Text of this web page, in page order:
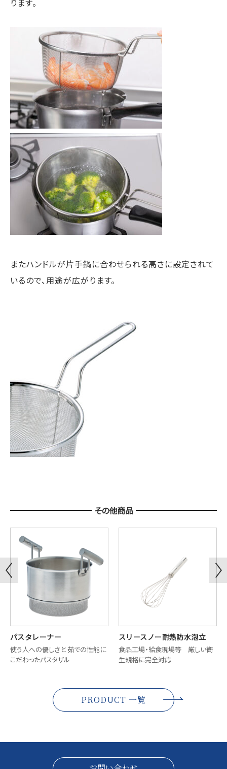
ります。
またハンドルが片手鍋に合わせられる高さに設定されて
いるので、用途が広がります。
その他商品
パスタレーナー
使う人への優しさと 茹での性能に
こだわったパスタザル
スリースノー耐熱防水泡立
食品工場・給食現場等 厳しい衛
生規格に完全対応
PRODUCT 一覧